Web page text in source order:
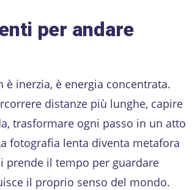
per andare
è inerzia, è energia concentrata.
distanze più lunghe, capire
trasformare ogni passo in un atto
fotografia lenta diventa metafora
prende il tempo per guardare
il proprio senso del mondo.